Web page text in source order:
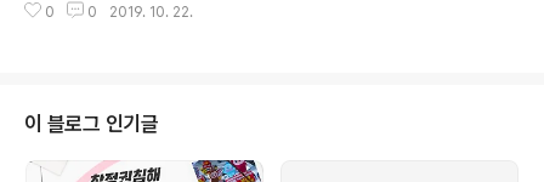
로 넘어간다. 이 때가 기원전 2000년경에서 기원전 1500
이라고도 한다. 《삼국유사》가 인용한 《고기(古記)》에 따르면, 단군이 평양성에
수도로 전해지고 있다. 《삼국유사》가 인용한 《위서》(魏書)에 따르면 아사달은
단군조선의 도읍지이며 아사달에 도읍하고 나라를 건국한 시기는 중국 신화 속
의 제왕..
0 0 2019. 10. 22.
이 블로그 인기글